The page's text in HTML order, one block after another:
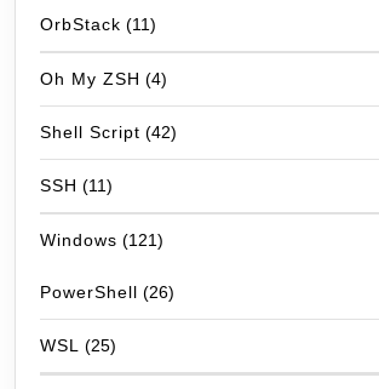
OrbStack (11)
Oh My ZSH (4)
Shell Script (42)
SSH (11)
Windows (121)
PowerShell (26)
WSL (25)